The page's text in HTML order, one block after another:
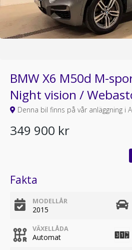
BMW X6 M50d M-
Night vision /
Denna bil finns på vår anläggning i
349 900 kr
Fakta
MODELLÅR
2015
VÄXELLÅDA
Automat